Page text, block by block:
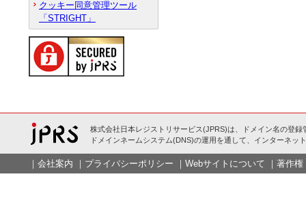
クッキー同意管理ツール
「STRIGHT」
株式会社日本レジストリサービス(JPRS)は、ドメイン名の登録
ドメインネームシステム(DNS)の運用を通して、インターネッ
｜ 会社案内 ｜ プライバシーポリシー ｜ Webサイトについて ｜ 著作権